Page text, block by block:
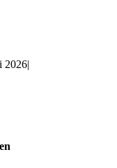
2026|